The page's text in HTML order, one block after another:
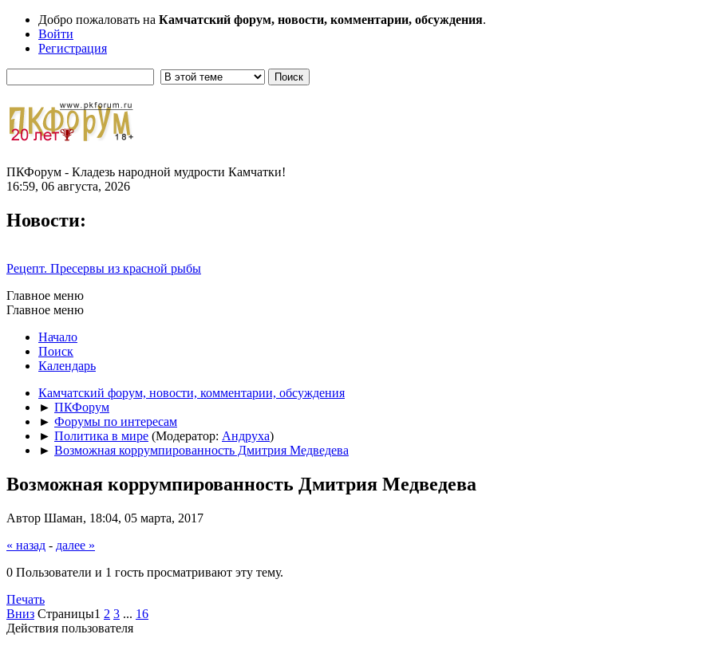
Добро пожаловать на Камчатский форум, новости, комментарии, обсуждения.
Войти
Регистрация
ПКФорум - Кладезь народной мудрости Камчатки!
16:59, 06 августа, 2026
Новости:
Рецепт. Пресервы из красной рыбы
Главное меню
Главное меню
Начало
Поиск
Календарь
Камчатский форум, новости, комментарии, обсуждения
► ПКФорум
► Форумы по интересам
► Политика в мире (Модератор: Андруха)
► Возможная коррумпированность Дмитрия Медведева
Возможная коррумпированность Дмитрия Медведева
Автор Шаман, 18:04, 05 марта, 2017
« назад - далее »
0 Пользователи и 1 гость просматривают эту тему.
Печать
Вниз Страницы1 2 3 ... 16
Действия пользователя